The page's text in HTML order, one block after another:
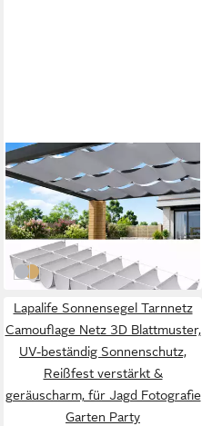
LAPAMAX
Sonnensegel Wasserdichtes
Sonnensegel mit UV-Schutz,
einziehbar, Reißfest
ab 42,99 € UVP62,99 €
-32%
in 2-3 Werktagen bei dir
GrauKhaki
Lapalife Sonnensegel Tarnnetz
Camouflage Netz 3D Blattmuster,
UV-beständig Sonnenschutz,
Reißfest verstärkt &
geräuscharm, für Jagd Fotografie
Garten Party